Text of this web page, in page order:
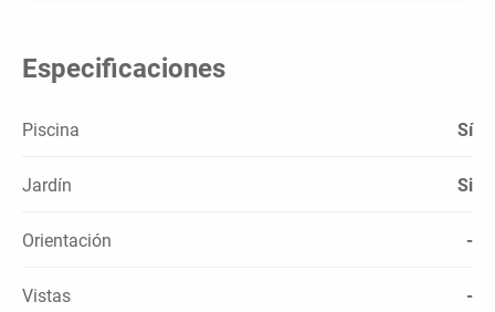
Especificaciones
Piscina Sí
Jardín Si
Orientación -
Vistas -